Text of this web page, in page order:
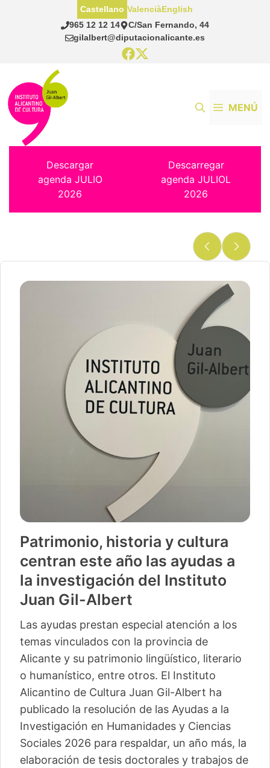
965 12 12 14
C/San Fernando, 44
gilalbert@diputacionalicante.es
Castellano ValenciàEnglish
MENÚ
Descargar
agenda JULIO
2026
Descarregar
agenda JULIOL
2026
Patrimonio, historia y cultura
centran este año las ayudas a
la investigación del Instituto
Juan Gil-Albert
Las ayudas prestan especial atención a los
temas vinculados con la provincia de
Alicante y su patrimonio lingüístico, literario
o humanístico, entre otros. El Instituto
Alicantino de Cultura Juan Gil-Albert ha
publicado la resolución de las Ayudas a la
Investigación en Humanidades y Ciencias
Sociales 2026 para respaldar, un año más, la
elaboración de tesis doctorales y trabajos de